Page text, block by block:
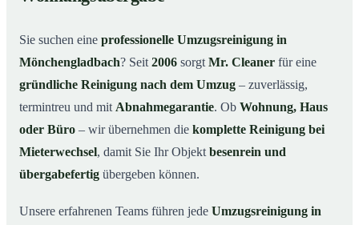
02Unsere Leistungen im Überblick
04 So funktioniert’s
05Typische Anlässe für eine Umzugsreinigung
06Umzugsreinigung in Mönchengladbach & Umgebung
Mönchengladbach wirklich ab
Sie suchen eine professionelle Umzugsreinigung in
Mönchengladbach? Seit 2006 sorgt Mr. Cleaner für eine
gründliche Reinigung nach dem Umzug – zuverlässig,
termintreu und mit Abnahmegarantie. Ob Wohnung, Haus
oder Büro – wir übernehmen die komplette Reinigung bei
Mieterwechsel, damit Sie Ihr Objekt besenrein und
übergabefertig übergeben können.
Unsere erfahrenen Teams führen jede Umzugsreinigung in